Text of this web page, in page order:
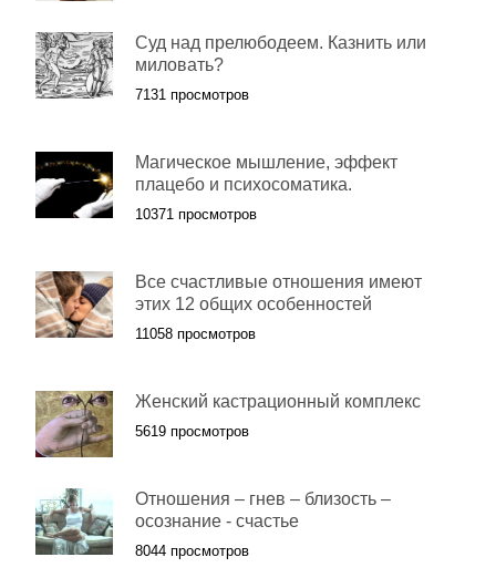
Суд над прелюбодеем. Казнить или
миловать?
7131 просмотров
Магическое мышление, эффект
плацебо и психосоматика.
10371 просмотров
Все счастливые отношения имеют
этих 12 общих особенностей
11058 просмотров
Женский кастрационный комплекс
5619 просмотров
Отношения – гнев – близость –
осознание - счастье
8044 просмотров